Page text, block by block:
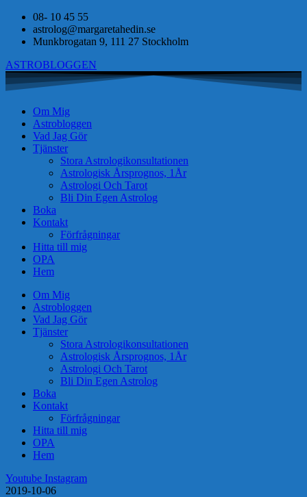
08- 10 45 55
astrolog@margaretahedin.se
Munkbrogatan 9, 111 27 Stockholm
ASTROBLOGGEN
Om Mig
Astrobloggen
Vad Jag Gör
Tjänster
Stora Astrologikonsultationen
Astrologisk Årsprognos, 1År
Astrologi Och Tarot
Bli Din Egen Astrolog
Boka
Kontakt
Förfrågningar
Hitta till mig
OPA
Hem
Om Mig
Astrobloggen
Vad Jag Gör
Tjänster
Stora Astrologikonsultationen
Astrologisk Årsprognos, 1År
Astrologi Och Tarot
Bli Din Egen Astrolog
Boka
Kontakt
Förfrågningar
Hitta till mig
OPA
Hem
Youtube Instagram
2019-10-06